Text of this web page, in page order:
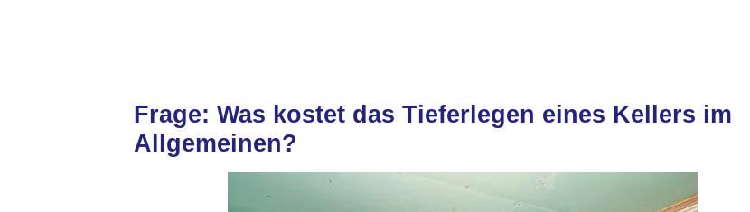
Frage: Was kostet das Tieferlegen eines Kellers im
Allgemeinen?